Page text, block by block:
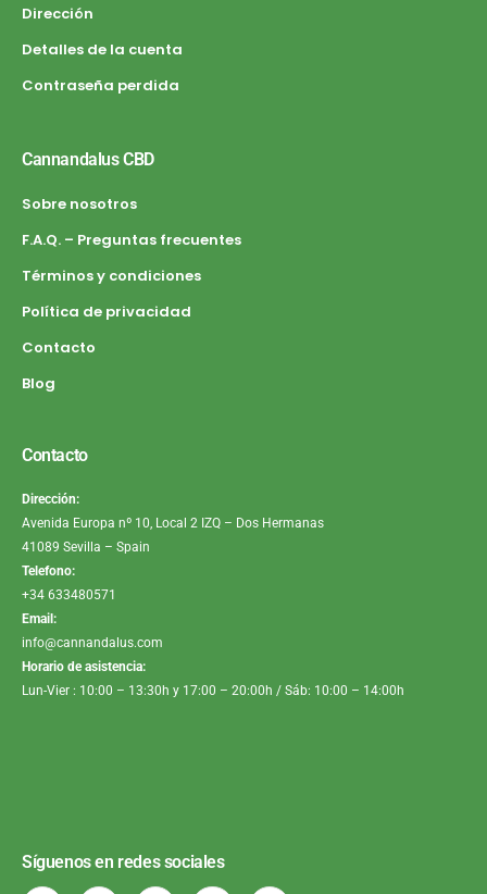
Dirección
Detalles de la cuenta
Contraseña perdida
Cannandalus CBD
Sobre nosotros
F.A.Q. – Preguntas frecuentes
Términos y condiciones
Política de privacidad
Contacto
Blog
Contacto
Dirección:
Avenida Europa nº 10, Local 2 IZQ – Dos Hermanas
41089 Sevilla – Spain
Telefono:
+34 633480571
Email:
info@cannandalus.com
Horario de asistencia:
Lun-Vier : 10:00 – 13:30h y 17:00 – 20:00h / Sáb: 10:00 – 14:00h
Síguenos en redes sociales